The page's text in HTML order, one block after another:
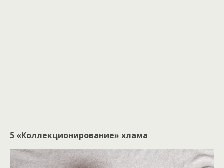
5 «Коллекционирование» хлама